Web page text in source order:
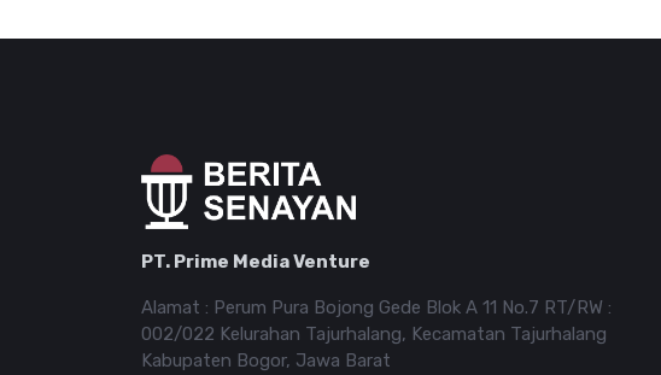
PT. Prime Media Venture
Alamat : Perum Pura Bojong Gede Blok A 11 No.7 RT/RW :
002/022 Kelurahan Tajurhalang, Kecamatan Tajurhalang
Kabupaten Bogor, Jawa Barat